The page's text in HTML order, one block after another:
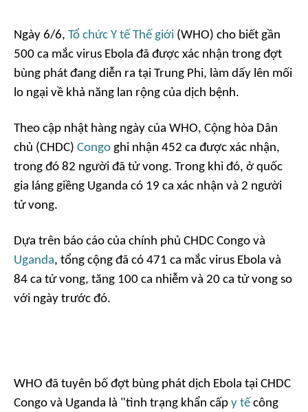
Ngày 6/6, Tổ chức Y tế Thế giới (WHO) cho biết gần
500 ca mắc virus Ebola đã được xác nhận trong đợt
bùng phát đang diễn ra tại Trung Phi, làm dấy lên mối
lo ngại về khả năng lan rộng của dịch bệnh.
Theo cập nhật hàng ngày của WHO, Cộng hòa Dân
chủ (CHDC) Congo ghi nhận 452 ca được xác nhận,
trong đó 82 người đã tử vong. Trong khi đó, ở quốc
gia láng giềng Uganda có 19 ca xác nhận và 2 người
tử vong.
Dựa trên báo cáo của chính phủ CHDC Congo và
Uganda, tổng cộng đã có 471 ca mắc virus Ebola và
84 ca tử vong, tăng 100 ca nhiễm và 20 ca tử vong so
với ngày trước đó.
WHO đã tuyên bố đợt bùng phát dịch Ebola tại CHDC
Congo và Uganda là "tình trạng khẩn cấp y tế công